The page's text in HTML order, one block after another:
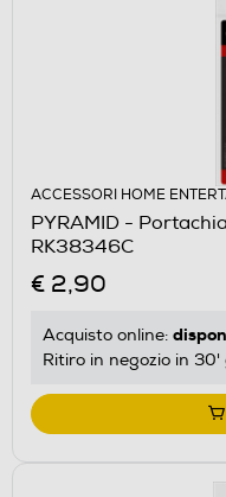
ACCESSORI HOME
PYRAMID -
RK38346C
€ 2,90
Acquisto online:
Ritiro in negozio in